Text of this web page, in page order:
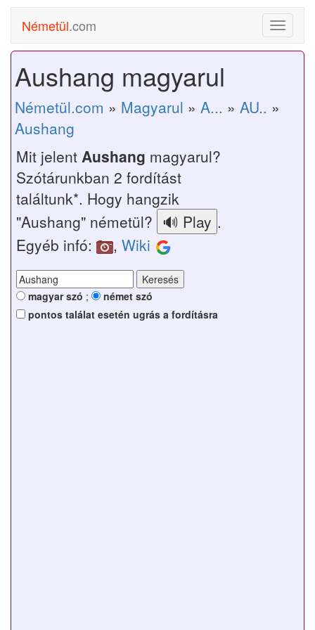
Toggle
Németül.com
Aushang magyarul
Németül.com » Magyarul » A... » AU.. »
Aushang
Mit jelent Aushang magyarul?
Szótárunkban 2 fordítást
találtunk*. Hogy hangzik
"Aushang" németül?
.
Egyéb infó:
, Wiki
magyar szó ;
német szó
pontos találat esetén ugrás a fordításra